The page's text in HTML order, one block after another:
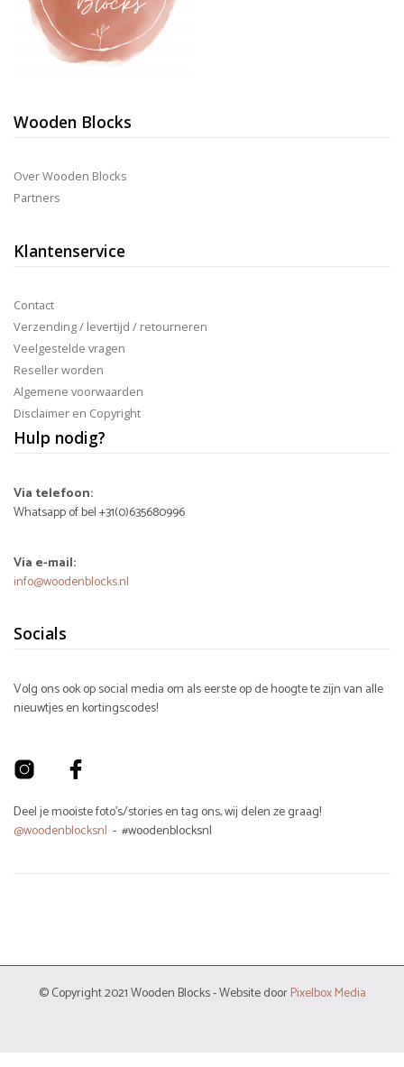
Wooden Blocks
Over Wooden Blocks
Partners
Klantenservice
Contact
Verzending / levertijd / retourneren
Veelgestelde vragen
Reseller worden
Algemene voorwaarden
Disclaimer en Copyright
Hulp nodig?
Via telefoon:
Whatsapp of bel +31(0)635680996
Via e-mail:
info@woodenblocks.nl
Socials
Volg ons ook op social media om als eerste op de hoogte te zijn van alle
nieuwtjes en kortingscodes!
Deel je mooiste foto's/stories en tag ons, wij delen ze graag!
@woodenblocksnl - #woodenblocksnl
© Copyright 2021 Wooden Blocks - Website doorPixelbox Media